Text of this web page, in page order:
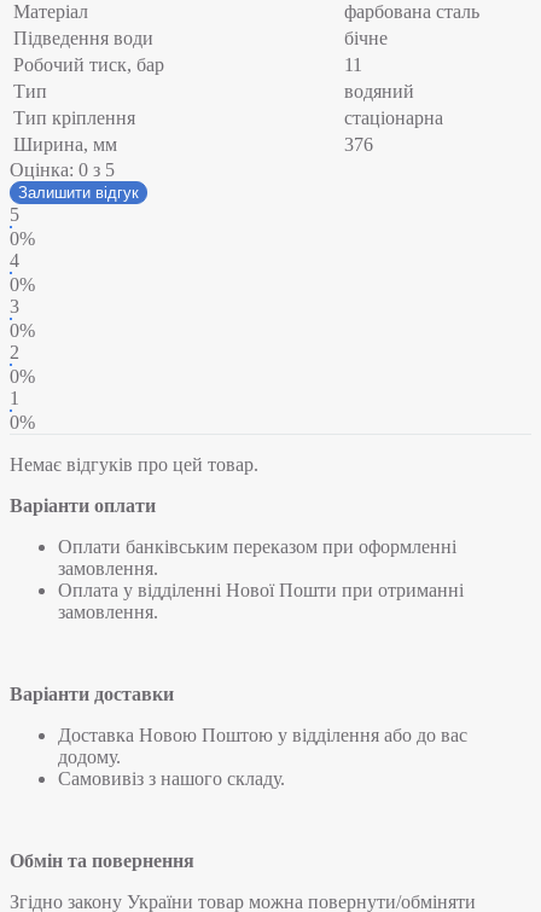
Матеріал
фарбована сталь
Підведення води
бічне
Робочий тиск, бар
11
Тип
водяний
Тип кріплення
стаціонарна
Ширина, мм
376
Оцінка: 0 з 5
Залишити відгук
5
0%
4
0%
3
0%
2
0%
1
0%
Немає відгуків про цей товар.
Варіанти оплати
Оплати банківським переказом при оформленні
замовлення.
Оплата у відділенні Нової Пошти при отриманні
замовлення.
Варіанти доставки
Доставка Новою Поштою у відділення або до вас
додому.
Самовивіз з нашого складу.
Обмін та повернення
Згідно закону України товар можна повернути/обміняти